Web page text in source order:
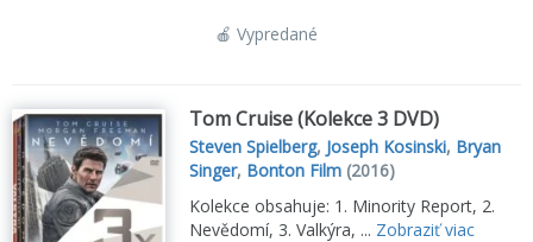
🍎 Vypredané
Tom Cruise (Kolekce 3 DVD)
Steven Spielberg, Joseph Kosinski, Bryan
Singer, Bonton Film (2016)
Kolekce obsahuje: 1. Minority Report, 2.
Nevědomí, 3. Valkýra, ... Zobraziť viac